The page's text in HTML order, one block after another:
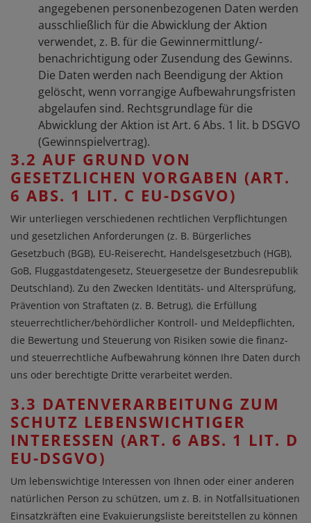
angegebenen personenbezogenen Daten werden
ausschließlich für die Abwicklung der Aktion
verwendet, z. B. für die Gewinnermittlung/-
benachrichtigung oder Zusendung des Gewinns.
Die Daten werden nach Beendigung der Aktion
gelöscht, wenn vorrangige Aufbewahrungsfristen
abgelaufen sind. Rechtsgrundlage für die
Abwicklung der Aktion ist Art. 6 Abs. 1 lit. b DSGVO
(Gewinnspielvertrag).
3.2 AUF GRUND VON
GESETZLICHEN VORGABEN (ART.
6 ABS. 1 LIT. C EU-DSGVO)
Wir unterliegen verschiedenen rechtlichen Verpflichtungen
und gesetzlichen Anforderungen (z. B. Bürgerliches
Gesetzbuch (BGB), EU-Reiserecht, Handelsgesetzbuch (HGB),
GoB, Fluggastdatengesetz, Steuergesetze der Bundesrepublik
Deutschland). Zu den Zwecken Identitäts- und Altersprüfung,
Prävention von Straftaten (z. B. Betrug), die Erfüllung
steuerrechtlicher/behördlicher Kontroll- und Meldepflichten,
die Bewertung und Steuerung von Risiken sowie die finanz-
und steuerrechtliche Aufbewahrung können Ihre Daten durch
uns oder berechtigte Dritte verarbeitet werden.
3.3 DATENVERARBEITUNG ZUM
SCHUTZ LEBENSWICHTIGER
INTERESSEN (ART. 6 ABS. 1 LIT. D
EU-DSGVO)
Um lebenswichtige Interessen von Ihnen oder einer anderen
natürlichen Person zu schützen, um z. B. in Notfallsituationen
Einsatzkräften eine Evakuierungsliste bereitstellen zu können